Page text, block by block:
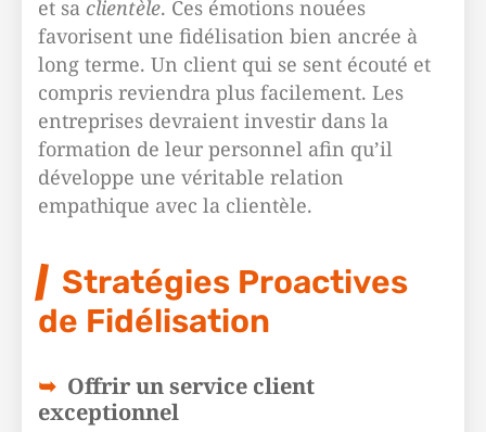
et sa clientèle. Ces émotions nouées
favorisent une fidélisation bien ancrée à
long terme. Un client qui se sent écouté et
compris reviendra plus facilement. Les
entreprises devraient investir dans la
formation de leur personnel afin qu’il
développe une véritable relation
empathique avec la clientèle.
Stratégies Proactives
de Fidélisation
Offrir un service client
exceptionnel